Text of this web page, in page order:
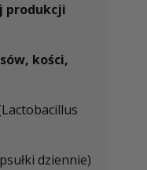
produkcji
kości,
dziennie)